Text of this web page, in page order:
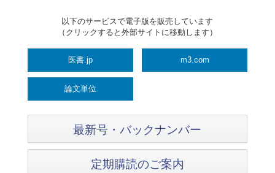
以下のサービスで電子版を販売しています
（クリックすると外部サイトに移動します）
医書.jp m3.com
論文単位
最新号・バックナンバー
定期購読のご案内